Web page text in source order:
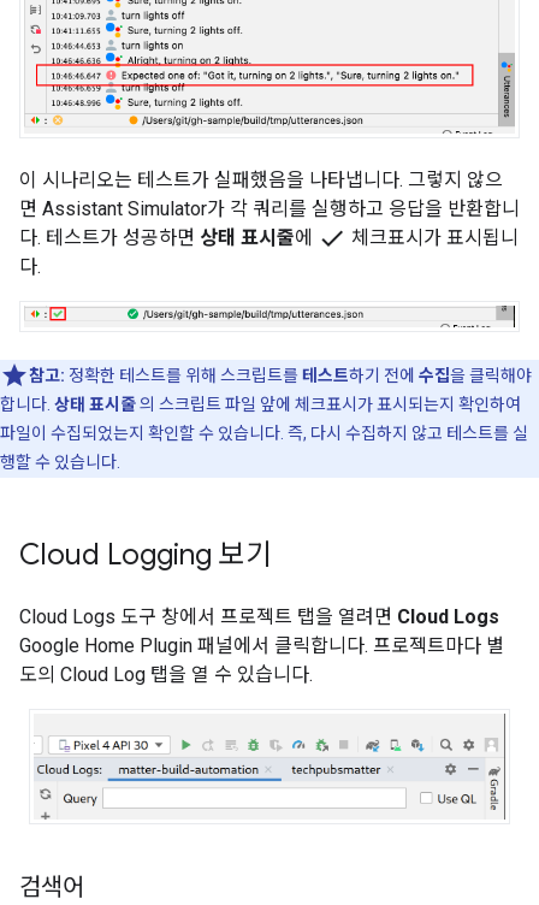
이 시나리오는 테스트가 실패했음을 나타냅니다. 그렇지 않으
면 Assistant Simulator가 각 쿼리를 실행하고 응답을 반환합니
다. 테스트가 성공하면 상태 표시줄에 check 체크표시가 표시됩니
다.
참고: 정확한 테스트를 위해 스크립트를 테스트하기 전에 수집을 클릭해야
합니다. 상태 표시줄의 스크립트 파일 앞에 체크표시가 표시되는지 확인하여
파일이 수집되었는지 확인할 수 있습니다. 즉, 다시 수집하지 않고 테스트를 실
행할 수 있습니다.
Cloud Logging 보기
Cloud Logs 도구 창에서 프로젝트 탭을 열려면 Cloud Logs
Google Home Plugin 패널에서 클릭합니다. 프로젝트마다 별
도의 Cloud Log 탭을 열 수 있습니다.
검색어